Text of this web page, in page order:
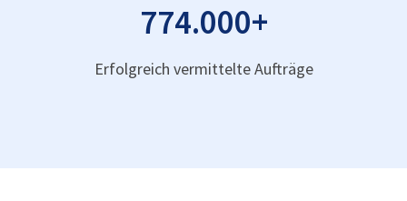
774.000+
Erfolgreich vermittelte Aufträge